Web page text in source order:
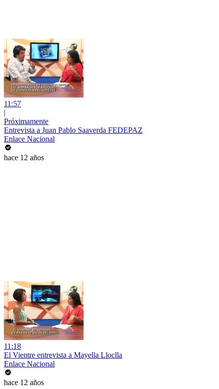
11:57
|
Próximamente
Entrevista a Juan Pablo Saaverda FEDEPAZ
Enlace Nacional
hace 12 años
11:18
El Vientre entrevista a Mayella Lloclla
Enlace Nacional
hace 12 años